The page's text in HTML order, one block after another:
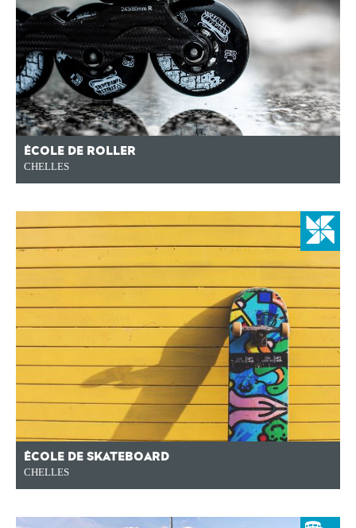
ÉCOLE DE ROLLER
CHELLES
ÉCOLE DE SKATEBOARD
CHELLES